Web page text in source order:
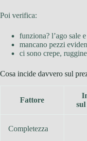
Poi verifica:
funziona? l’ago sale
mancano pezzi
ci sono crepe,
Cosa incide davvero sul
Fattore
Completezza